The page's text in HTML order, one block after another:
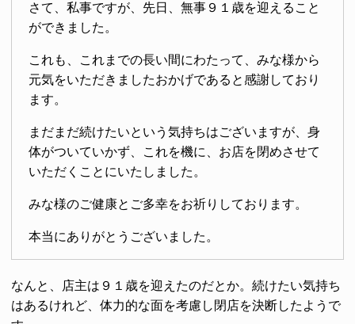
さて、私事ですが、先日、無事９１歳を迎えること
ができました。
これも、これまでの長い間にわたって、みな様から
元気をいただきましたおかげであると感謝しており
ます。
まだまだ続けたいという気持ちはございますが、身
体がついていかず、これを機に、お店を閉めさせて
いただくことにいたしました。
みな様のご健康とご多幸をお祈りしております。
本当にありがとうございました。
なんと、店主は９１歳を迎えたのだとか。続けたい気持ち
はあるけれど、体力的な面を考慮し閉店を決断したようで